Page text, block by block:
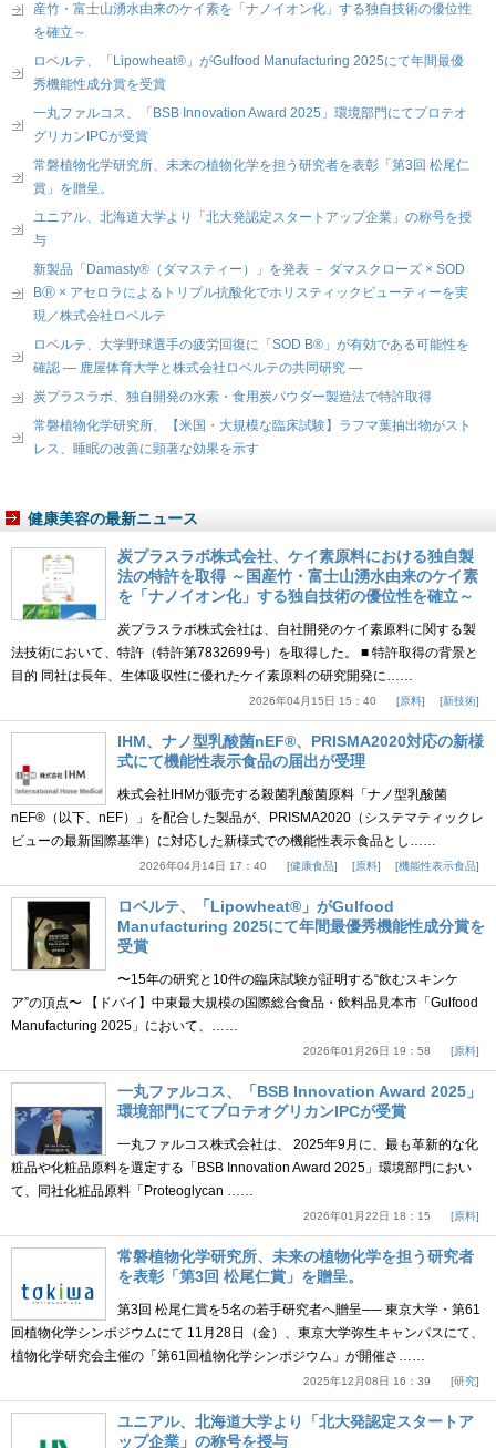
産竹・富士山湧水由来のケイ素を「ナノイオン化」する独自技術の優位性
を確立～
ロベルテ、「Lipowheat®」がGulfood Manufacturing 2025にて年間最優
秀機能性成分賞を受賞
一丸ファルコス、「BSB Innovation Award 2025」環境部門にてプロテオ
グリカンIPCが受賞
常磐植物化学研究所、未来の植物化学を担う研究者を表彰「第3回 松尾仁
賞」を贈呈。
ユニアル、北海道大学より「北大発認定スタートアップ企業」の称号を授
与
新製品「Damasty®（ダマスティー）」を発表 － ダマスクローズ × SOD
BⓇ × アセロラによるトリプル抗酸化でホリスティックビューティーを実
現／株式会社ロベルテ
ロベルテ、大学野球選手の疲労回復に「SOD B®」が有効である可能性を
確認 ― 鹿屋体育大学と株式会社ロベルテの共同研究 ―
炭プラスラボ、独自開発の水素・食用炭パウダー製造法で特許取得
常磐植物化学研究所、【米国・大規模な臨床試験】ラフマ葉抽出物がスト
レス、睡眠の改善に顕著な効果を示す
健康美容の最新ニュース
炭プラスラボ株式会社、ケイ素原料における独自製
法の特許を取得 ～国産竹・富士山湧水由来のケイ素
を「ナノイオン化」する独自技術の優位性を確立～
炭プラスラボ株式会社は、自社開発のケイ素原料に関する製
法技術において、特許（特許第7832699号）を取得した。 ■ 特許取得の背景と
目的 同社は長年、生体吸収性に優れたケイ素原料の研究開発に……
2026年04月15日 15：40 原料 新技術
IHM、ナノ型乳酸菌nEF®、PRISMA2020対応の新様
式にて機能性表示食品の届出が受理
株式会社IHMが販売する殺菌乳酸菌原料「ナノ型乳酸菌
nEF®（以下、nEF）」を配合した製品が、PRISMA2020（システマティックレ
ビューの最新国際基準）に対応した新様式での機能性表示食品とし……
2026年04月14日 17：40 健康食品 原料 機能性表示食品
ロベルテ、「Lipowheat®」がGulfood
Manufacturing 2025にて年間最優秀機能性成分賞を
受賞
〜15年の研究と10件の臨床試験が証明する“飲むスキンケ
ア”の頂点〜 【ドバイ】中東最大規模の国際総合食品・飲料品見本市「Gulfood
Manufacturing 2025」において、……
2026年01月26日 19：58 原料
一丸ファルコス、「BSB Innovation Award 2025」
環境部門にてプロテオグリカンIPCが受賞
一丸ファルコス株式会社は、 2025年9月に、最も革新的な化
粧品や化粧品原料を選定する「BSB Innovation Award 2025」環境部門におい
て、同社化粧品原料「Proteoglycan ……
2026年01月22日 18：15 原料
常磐植物化学研究所、未来の植物化学を担う研究者
を表彰「第3回 松尾仁賞」を贈呈。
第3回 松尾仁賞を5名の若手研究者へ贈呈── 東京大学・第61
回植物化学シンポジウムにて 11月28日（金）、東京大学弥生キャンパスにて、
植物化学研究会主催の「第61回植物化学シンポジウム」が開催さ……
2025年12月08日 16：39 研究
ユニアル、北海道大学より「北大発認定スタートア
ップ企業」の称号を授与